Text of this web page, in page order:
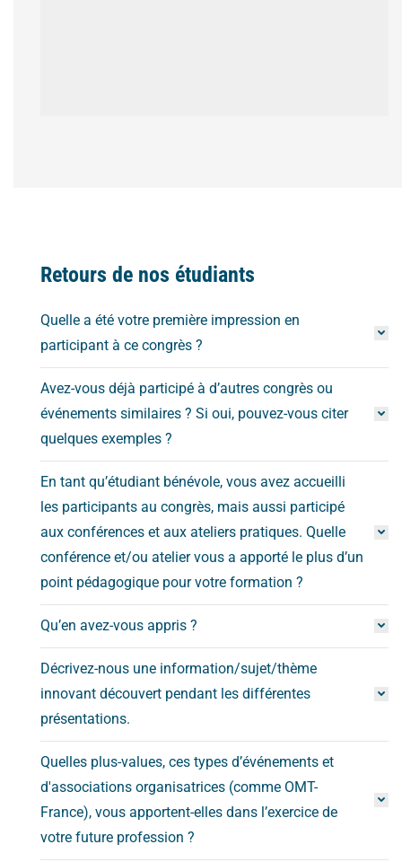
Retours de nos étudiants
Quelle a été votre première impression en
participant à ce congrès ?
Avez-vous déjà participé à d’autres congrès ou
événements similaires ? Si oui, pouvez-vous citer
quelques exemples ?
En tant qu’étudiant bénévole, vous avez accueilli
les participants au congrès, mais aussi participé
aux conférences et aux ateliers pratiques. Quelle
conférence et/ou atelier vous a apporté le plus d’un
point pédagogique pour votre formation ?
Qu’en avez-vous appris ?
Décrivez-nous une information/sujet/thème
innovant découvert pendant les différentes
présentations.
Quelles plus-values, ces types d’événements et
d'associations organisatrices (comme OMT-
France), vous apportent-elles dans l’exercice de
votre future profession ?